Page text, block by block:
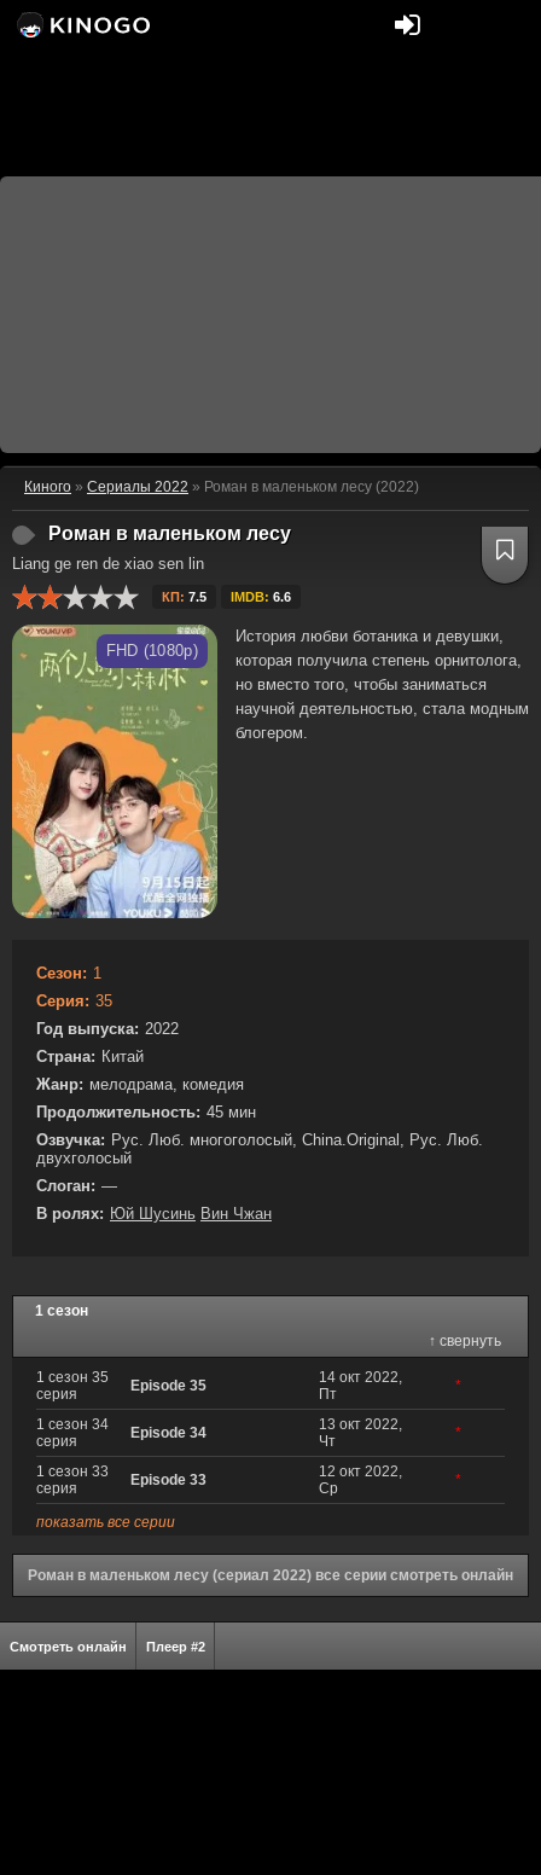
Киного » Сериалы 2022 » Роман в маленьком лесу (2022)
Роман в маленьком лесу
Liang ge ren de xiao sen lin
КП: 7.5 IMDB: 6.6
FHD (1080p)
История любви ботаника и девушки,
которая получила степень орнитолога,
но вместо того, чтобы заниматься
научной деятельностью, стала модным
блогером.
Сезон: 1
Серия: 35
Год выпуска: 2022
Страна: Китай
Жанр: мелодрама, комедия
Продолжительность: 45 мин
Озвучка: Рус. Люб. многоголосый, China.Original, Рус. Люб.
двухголосый
Слоган: —
В ролях: Юй Шусинь Вин Чжан
1 сезон
↑ свернуть
1 сезон 35
серия
Episode 35
14 окт 2022,
Пт
*
1 сезон 34
серия
Episode 34
13 окт 2022,
Чт
*
1 сезон 33
серия
Episode 33
12 окт 2022,
Ср
*
показать все серии
Роман в маленьком лесу (сериал 2022) все серии смотреть онлайн
Смотреть онлайн Плеер #2